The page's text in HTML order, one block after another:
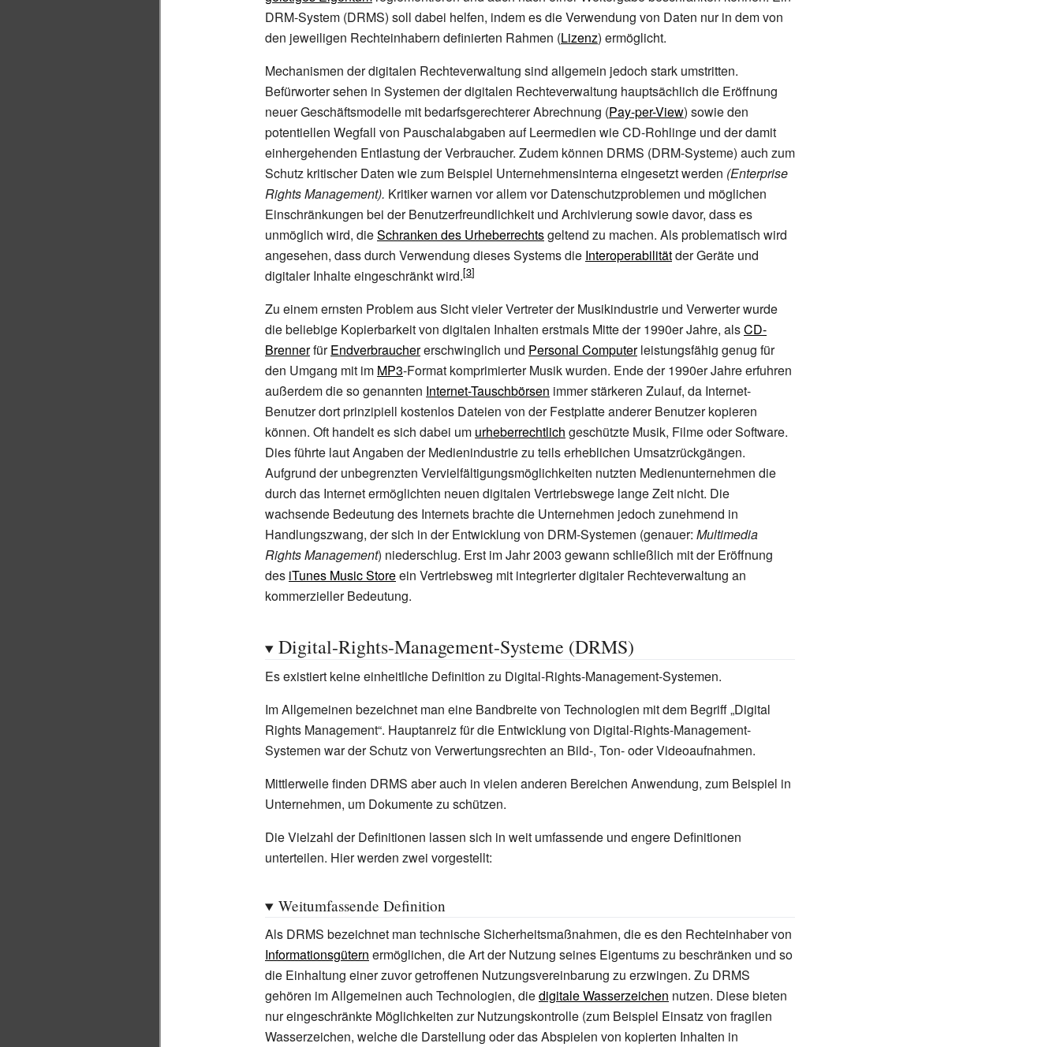
DRM-System (DRMS) soll dabei helfen, indem es die Verwendung von Daten nur in dem von
den jeweiligen Rechteinhabern definierten Rahmen (Lizenz) ermöglicht.
Mechanismen der digitalen Rechteverwaltung sind allgemein jedoch stark umstritten.
Befürworter sehen in Systemen der digitalen Rechteverwaltung hauptsächlich die Eröffnung
neuer Geschäftsmodelle mit bedarfsgerechterer Abrechnung (Pay-per-View) sowie den
potentiellen Wegfall von Pauschalabgaben auf Leermedien wie CD-Rohlinge und der damit
einhergehenden Entlastung der Verbraucher. Zudem können DRMS (DRM-Systeme) auch zum
Schutz kritischer Daten wie zum Beispiel Unternehmensinterna eingesetzt werden (Enterprise
Rights Management). Kritiker warnen vor allem vor Datenschutzproblemen und möglichen
Einschränkungen bei der Benutzerfreundlichkeit und Archivierung sowie davor, dass es
unmöglich wird, dieSchranken des Urheberrechtsgeltend zu machen. Als problematisch wird
angesehen, dass durch Verwendung dieses Systems die Interoperabilitätder Geräte und
digitaler Inhalte eingeschränkt wird.
Zu einem ernsten Problem aus Sicht vieler Vertreter der Musikindustrie und Verwerter wurde
die beliebige Kopierbarkeit von digitalen Inhalten erstmals Mitte der 1990er Jahre, alsCD-
BrennerfürEndverbrauchererschwinglich und Personal Computerleistungsfähig genug für
den Umgang mit im MP3-Format komprimierter Musik wurden. Ende der 1990er Jahre erfuhren
außerdem die so genannten Internet-Tauschbörsen immer stärkeren Zulauf, da Internet-
Benutzer dort prinzipiell kostenlos Dateien von der Festplatte anderer Benutzer kopieren
können. Oft handelt es sich dabei um urheberrechtlich geschützte Musik, Filme oder Software.
Dies führte laut Angaben der Medienindustrie zu teils erheblichen Umsatzrückgängen.
Aufgrund der unbegrenzten Vervielfältigungsmöglichkeiten nutzten Medienunternehmen die
durch das Internet ermöglichten neuen digitalen Vertriebswege lange Zeit nicht. Die
wachsende Bedeutung des Internets brachte die Unternehmen jedoch zunehmend in
Handlungszwang, der sich in der Entwicklung von DRM-Systemen (genauer: Multimedia
Rights Management) niederschlug. Erst im Jahr 2003 gewann schließlich mit der Eröffnung
des iTunes Music Storeein Vertriebsweg mit integrierter digitaler Rechteverwaltung an
kommerzieller Bedeutung.
Digital-Rights-Management-Systeme (DRMS)
Es existiert keine einheitliche Definition zu Digital-Rights-Management-Systemen.
Im Allgemeinen bezeichnet man eine Bandbreite von Technologien mit dem Begriff „Digital
Rights Management“. Hauptanreiz für die Entwicklung von Digital-Rights-Management-
Systemen war der Schutz von Verwertungsrechten an Bild-, Ton- oder Videoaufnahmen.
Mittlerweile finden DRMS aber auch in vielen anderen Bereichen Anwendung, zum Beispiel in
Unternehmen, um Dokumente zu schützen.
Die Vielzahl der Definitionen lassen sich in weit umfassende und engere Definitionen
unterteilen. Hier werden zwei vorgestellt:
Weitumfassende Definition
Als DRMS bezeichnet man technische Sicherheitsmaßnahmen, die es den Rechteinhaber von
Informationsgütern ermöglichen, die Art der Nutzung seines Eigentums zu beschränken und so
die Einhaltung einer zuvor getroffenen Nutzungsvereinbarung zu erzwingen. Zu DRMS
gehören im Allgemeinen auch Technologien, diedigitale Wasserzeichen nutzen. Diese bieten
nur eingeschränkte Möglichkeiten zur Nutzungskontrolle (zum Beispiel Einsatz von fragilen
Wasserzeichen, welche die Darstellung oder das Abspielen von kopierten Inhalten in